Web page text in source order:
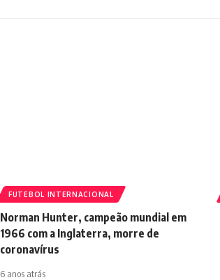
FUTEBOL INTERNACIONAL
Norman Hunter, campeão mundial em
1966 com a Inglaterra, morre de
coronavírus
6 anos atrás